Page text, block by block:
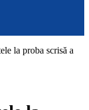
la proba scrisă a